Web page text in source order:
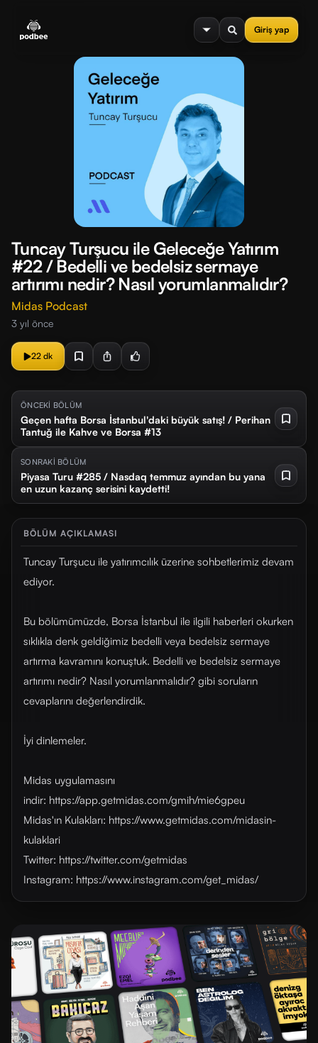
Giriş yap
menu
Tuncay Turşucu ile Geleceğe Yatırım
#22 / Bedelli ve bedelsiz sermaye
artırımı nedir? Nasıl yorumlanmalıdır?
Midas Podcast
3 yıl önce
22 dk
ÖNCEKİ BÖLÜM
Geçen hafta Borsa İstanbul'daki büyük satış! / Perihan
Tantuğ ile Kahve ve Borsa #13
SONRAKİ BÖLÜM
Piyasa Turu #285 / Nasdaq temmuz ayından bu yana
en uzun kazanç serisini kaydetti!
BÖLÜM AÇIKLAMASI
Tuncay Turşucu ile yatırımcılık üzerine sohbetlerimiz devam
ediyor.
Bu bölümümüzde, Borsa İstanbul ile ilgili haberleri okurken
sıklıkla denk geldiğimiz bedelli veya bedelsiz sermaye
artırma kavramını konuştuk. Bedelli ve bedelsiz sermaye
artırımı nedir? Nasıl yorumlanmalıdır? gibi soruların
cevaplarını değerlendirdik.
İyi dinlemeler.
Midas uygulamasını
indir: https://app.getmidas.com/gmih/mie6gpeu
Midas'ın Kulakları: https://www.getmidas.com/midasin-
kulaklari
Twitter: https://twitter.com/getmidas
Instagram: https://www.instagram.com/get_midas/